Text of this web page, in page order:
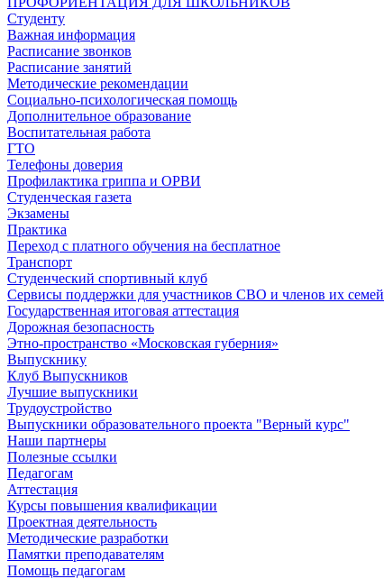
Студенту
Важная информация
Расписание звонков
Расписание занятий
Методические рекомендации
Социально-психологическая помощь
Дополнительное образование
Воспитательная работа
ГТО
Телефоны доверия
Профилактика гриппа и ОРВИ
Cтуденческая газета
Экзамены
Практика
Переход с платного обучения на бесплатное
Транспорт
Студенческий спортивный клуб
Сервисы поддержки для участников СВО и членов их семей
Государственная итоговая аттестация
Дорожная безопасность
Этно-пространство «Московская губерния»
Выпускнику
Клуб Выпускников
Лучшие выпускники
Трудоустройство
Выпускники образовательного проекта "Верный курс"
Наши партнеры
Полезные ссылки
Педагогам
Аттестация
Курсы повышения квалификации
Проектная деятельность
Методические разработки
Памятки преподавателям
Помощь педагогам